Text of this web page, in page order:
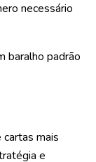
necessário
baralho padrão
mais
e